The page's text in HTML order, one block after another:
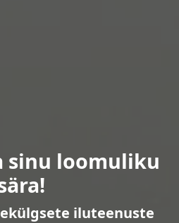
sinu loomuliku
iluteenuste